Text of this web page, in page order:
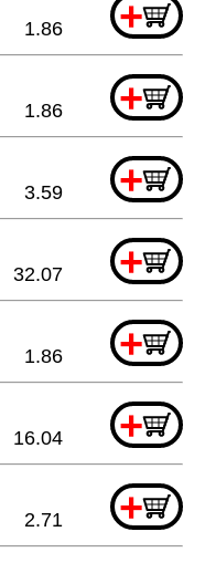
+
1.86
+
1.86
+
3.59
+
32.07
+
1.86
+
16.04
+
2.71